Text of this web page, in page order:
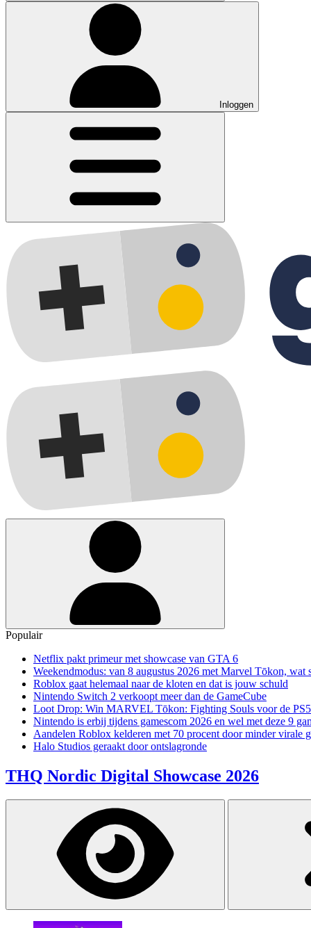
Inloggen
Populair
Netflix pakt primeur met showcase van GTA 6
Weekendmodus: van 8 augustus 2026 met Marvel Tōkon, wat
Roblox gaat helemaal naar de kloten en dat is jouw schuld
Nintendo Switch 2 verkoopt meer dan de GameCube
Loot Drop: Win MARVEL Tōkon: Fighting Souls voor de PS5
Nintendo is erbij tijdens gamescom 2026 en wel met deze 9
Aandelen Roblox kelderen met 70 procent door minder virale
Halo Studios geraakt door ontslagronde
THQ Nordic Digital Showcase 2026